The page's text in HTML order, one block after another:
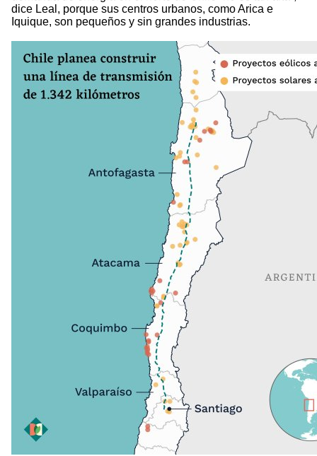
dice Leal, porque sus centros urbanos, como Arica e
Iquique, son pequeños y sin grandes industrias.